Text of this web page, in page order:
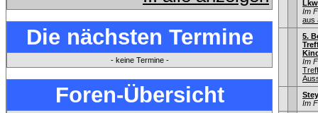
Die nächsten Termine
- keine Termine -
Foren-Übersicht
Im
aus
5.
Im
Im